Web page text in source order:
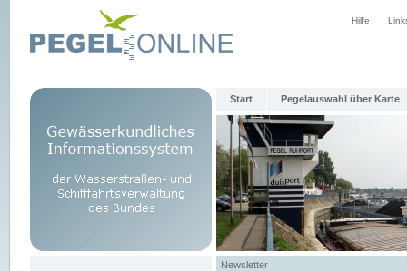
Hilfe
Start Pegelauswahl über Karte
Newsletter